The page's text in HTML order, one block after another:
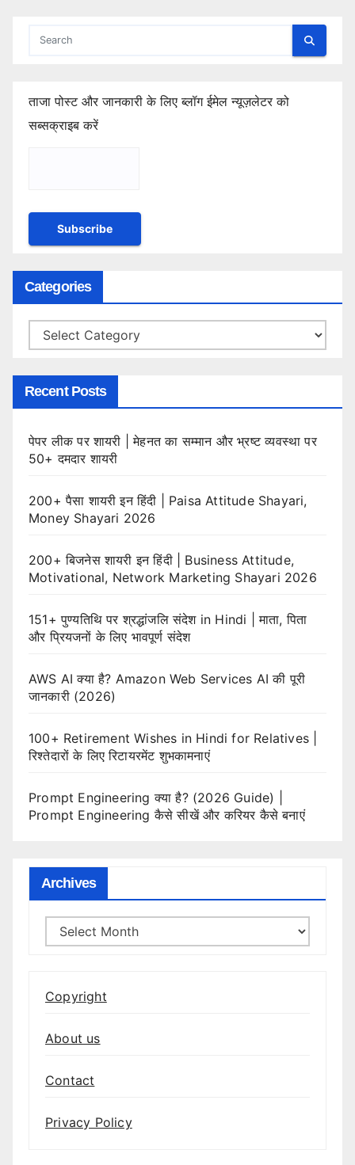
ताजा पोस्ट और जानकारी के लिए ब्लॉग ईमेल न्यूज़लेटर को
सब्सक्राइब करें
Categories
Categories
Recent Posts
पेपर लीक पर शायरी | मेहनत का सम्मान और भ्रष्ट व्यवस्था पर
50+ दमदार शायरी
200+ पैसा शायरी इन हिंदी | Paisa Attitude Shayari,
Money Shayari 2026
200+ बिजनेस शायरी इन हिंदी | Business Attitude,
Motivational, Network Marketing Shayari 2026
151+ पुण्यतिथि पर श्रद्धांजलि संदेश in Hindi | माता, पिता
और प्रियजनों के लिए भावपूर्ण संदेश
AWS AI क्या है? Amazon Web Services AI की पूरी
जानकारी (2026)
100+ Retirement Wishes in Hindi for Relatives |
रिश्तेदारों के लिए रिटायरमेंट शुभकामनाएं
Prompt Engineering क्या है? (2026 Guide) |
Prompt Engineering कैसे सीखें और करियर कैसे बनाएं
Archives
Archives
Copyright
About us
Contact
Privacy Policy